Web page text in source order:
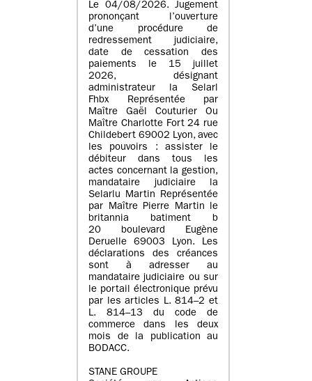
Le 04/08/2026. Jugement
prononçant l’ouverture
d’une procédure de
redressement judiciaire,
date de cessation des
paiements le 15 juillet
2026, désignant
administrateur la Selarl
Fhbx Représentée par
Maître Gaël Couturier Ou
Maître Charlotte Fort 24 rue
Childebert 69002 Lyon, avec
les pouvoirs : assister le
débiteur dans tous les
actes concernant la gestion,
mandataire judiciaire la
Selarlu Martin Représentée
par Maître Pierre Martin le
britannia batiment b
20 boulevard Eugène
Deruelle 69003 Lyon. Les
déclarations des créances
sont à adresser au
mandataire judiciaire ou sur
le portail électronique prévu
par les articles L. 814–2 et
L. 814–13 du code de
commerce dans les deux
mois de la publication au
BODACC.
STANE GROUPE